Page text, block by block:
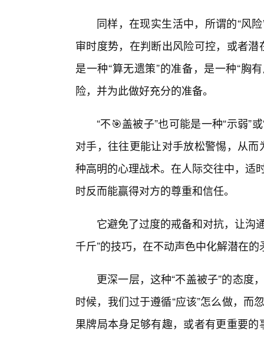
同样，在现实生活中，所谓的“风
审时度势，在判断出风险可控，或者
是一种“算无遗策”的准备，是一种“胸
险，并为此做好充分的准备。
“不🎯盖被子”也可能是一种“示弱”
对手，往往更能让对手放松警惕，从
种高明的心理战术。在人际交往中，适
时反而能赢得对方的尊重和信任。
它避免了过度的戒备和对抗，让沟
千斤”的技巧，在不动声色中化解潜在
更深一层，这种“不盖被子”的态度
时候，我们过于遵循“应该”怎么做，而
果牌局本身足够有趣，或者有更重要